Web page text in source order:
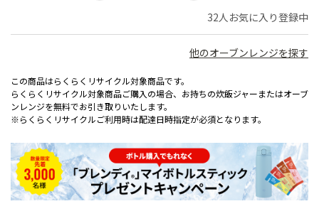
32人お気に入り登録中
他のオーブンレンジを探す
この商品はらくらくリサイクル対象商品です。
らくらくリサイクル対象商品ご購入の場合、お持ちの炊飯ジャーまたはオーブ
ンレンジを無料でお引き取りいたします。
※らくらくリサイクルご利用時は配達日時指定が必須となります。